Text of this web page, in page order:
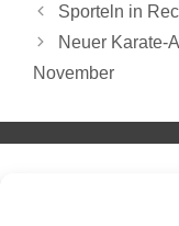
Sporteln in
Neuer Karate-
November